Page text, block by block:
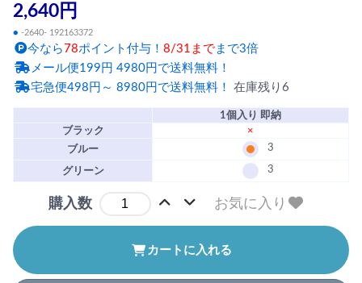
2,640円
● -2640- 192163372
今なら 78ポイント付与！ 8/31まで まで3倍
メール便199円 4980円で送料無料！
宅急便498円～ 8980円で送料無料！ 在庫残り6
1個入り 即納
ブラック
×
ブルー
3
グリーン 3
購入数 お気に入り
カートに入れる